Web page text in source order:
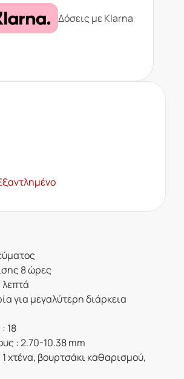
Δόσεις με Klarna
8 ώρες
για μεγαλύτερη διάρκεια
18
: 2.70-10.38 mm
χτένα, βουρτσάκι καθαρισμού,